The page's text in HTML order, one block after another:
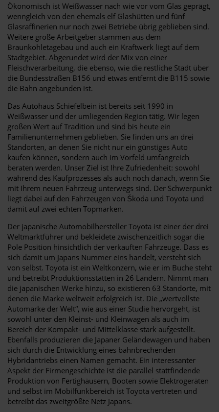
Ökonomisch ist Weißwasser nach wie vor vom Glas geprägt,
wenngleich von den ehemals elf Glashütten und fünf
Glasraffinerien nur noch zwei Betriebe übrig geblieben sind.
Weitere große Arbeitgeber stammen aus dem
Braunkohletagebau und auch ein Kraftwerk liegt auf dem
Stadtgebiet. Abgerundet wird der Mix von einer
Fleischverarbeitung, die ebenso, wie die restliche Stadt über
die Bundesstraßen B156 und etwas entfernt die B115 sowie
die Bahn angebunden ist.
Das Autohaus Schiefelbein ist bereits seit 1990 in
Weißwasser und der umliegenden Region tätig. Wir legen
großen Wert auf Tradition und sind bis heute ein
Familienunternehmen geblieben. Sie finden uns an drei
Standorten, an denen Sie nicht nur ein günstiges Auto
kaufen können, sondern auch im Vorfeld umfangreich
beraten werden. Unser Ziel ist Ihre Zufriedenheit: sowohl
während des Kaufprozesses als auch noch danach, wenn Sie
mit Ihrem neuen Fahrzeug unterwegs sind. Der Schwerpunkt
liegt dabei auf den Fahrzeugen von Škoda und Toyota und
damit auf zwei echten Topmarken.
Der japanische Automobilhersteller Toyota ist einer der drei
Weltmarktführer und bekleidete zwischenzeitlich sogar die
Pole Position hinsichtlich der verkauften Fahrzeuge. Dass es
sich damit um Japans Nummer eins handelt, versteht sich
von selbst. Toyota ist ein Weltkonzern, wie er im Buche steht
und betreibt Produktionsstätten in 26 Ländern. Nimmt man
die japanischen Werke hinzu, so existieren 63 Standorte, mit
denen die Marke weltweit erfolgreich ist. Die „wertvollste
Automarke der Welt“, wie aus einer Studie hervorgeht, ist
sowohl unter den Kleinst- und Kleinwagen als auch im
Bereich der Kompakt- und Mittelklasse stark aufgestellt.
Ebenfalls produzieren die Japaner Geländewagen und haben
sich durch die Entwicklung eines bahnbrechenden
Hybridantriebs einen Namen gemacht. Ein interessanter
Aspekt der Firmengeschichte ist die parallel stattfindende
Produktion von Fertighäusern, Booten sowie Elektrogeräten
und selbst im Mobilfunkbereich ist Toyota vertreten und
betreibt das zweitgrößte Netz Japans.